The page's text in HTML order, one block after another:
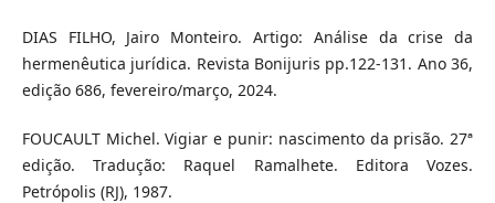
DIAS FILHO, Jairo Monteiro. Artigo: Análise da crise da
hermenêutica jurídica. Revista Bonijuris pp.122-131. Ano 36,
edição 686, fevereiro/março, 2024.
FOUCAULT Michel. Vigiar e punir: nascimento da prisão. 27ª
edição. Tradução: Raquel Ramalhete. Editora Vozes.
Petrópolis (RJ), 1987.